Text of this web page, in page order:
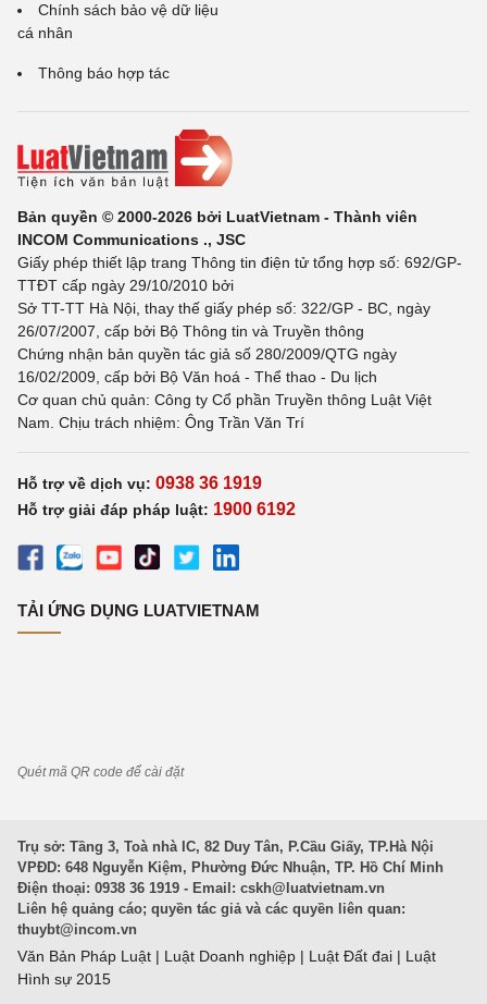
Chính sách bảo vệ dữ liệu
cá nhân
Thông báo hợp tác
Bản quyền © 2000-2026 bởi LuatVietnam - Thành viên
INCOM Communications ., JSC
Giấy phép thiết lập trang Thông tin điện tử tổng hợp số: 692/GP-
TTĐT cấp ngày 29/10/2010 bởi
Sở TT-TT Hà Nội, thay thế giấy phép số: 322/GP - BC, ngày
26/07/2007, cấp bởi Bộ Thông tin và Truyền thông
Chứng nhận bản quyền tác giả số 280/2009/QTG ngày
16/02/2009, cấp bởi Bộ Văn hoá - Thể thao - Du lịch
Cơ quan chủ quản: Công ty Cổ phần Truyền thông Luật Việt
Nam. Chịu trách nhiệm: Ông Trần Văn Trí
Hỗ trợ về dịch vụ: 0938 36 1919
Hỗ trợ giải đáp pháp luật: 1900 6192
TẢI ỨNG DỤNG LUATVIETNAM
Quét mã QR code để cài đặt
Trụ sở: Tầng 3, Toà nhà IC, 82 Duy Tân, P.Cầu Giấy, TP.Hà Nội
VPĐD: 648 Nguyễn Kiệm, Phường Đức Nhuận, TP. Hồ Chí Minh
Điện thoại: 0938 36 1919 - Email: cskh@luatvietnam.vn
Liên hệ quảng cáo; quyền tác giả và các quyền liên quan:
thuybt@incom.vn
Văn Bản Pháp Luật | Luật Doanh nghiệp | Luật Đất đai | Luật
Hình sự 2015